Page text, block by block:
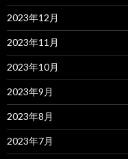
2023年12月
2023年11月
2023年10月
2023年9月
2023年8月
2023年7月